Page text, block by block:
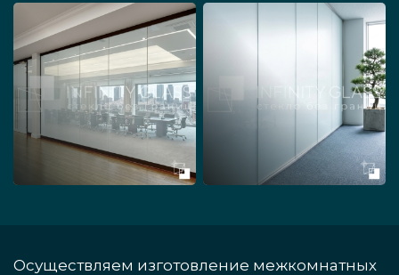
Осуществляем изготовление межкомнатных